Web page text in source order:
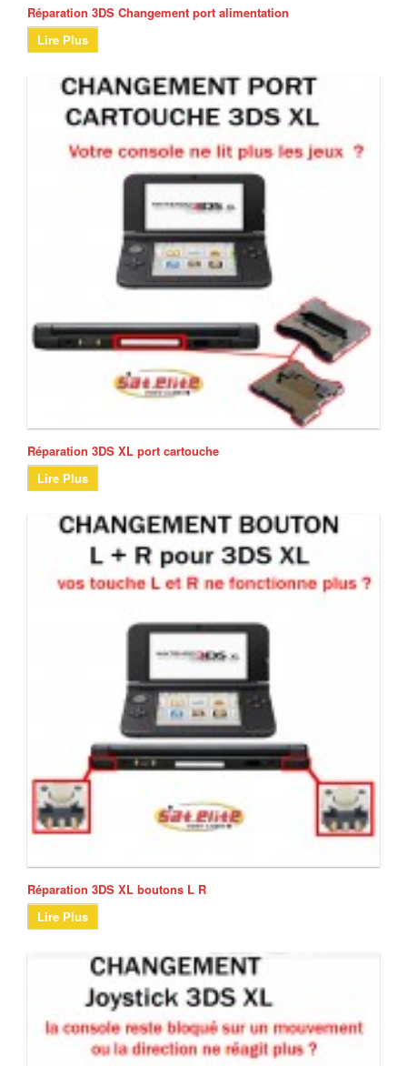
Réparation 3DS Changement port alimentation
Lire Plus
Réparation 3DS XL port cartouche
Lire Plus
Réparation 3DS XL boutons L R
Lire Plus